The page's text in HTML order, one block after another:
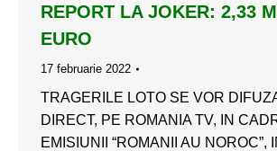
REPORT LA JOKER: 2,33
EURO
17 februarie 2022
TRAGERILE LOTO SE VOR
DIRECT, PE ROMANIA TV, IN
EMISIUNII “ROMANII AU NOROC”,